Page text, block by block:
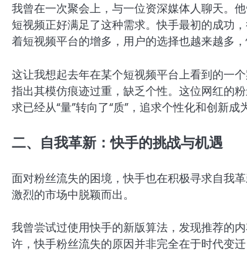
我曾在一次聚会上，与一位资深媒体人聊天。
短视频正好满足了这种需求。快手最初的成功
着短视频平台的增多，用户的选择也越来越多
这让我想起去年在某个短视频平台上看到的一
指出其模仿痕迹过重，缺乏个性。这位网红的
求已经从“量”转向了“质”，追求个性化和创新成
二、自我革新：快手的挑战与机遇
面对粉丝流失的困境，快手也在积极寻求自我
激烈的市场中脱颖而出。
我曾尝试过使用快手的新版算法，发现推荐的
许，快手粉丝流失的原因并非完全在于时代变